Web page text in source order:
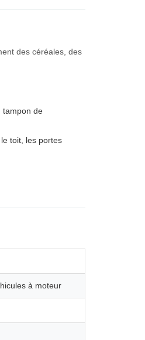
des céréales, des
tampon de
toit, les portes
à moteur